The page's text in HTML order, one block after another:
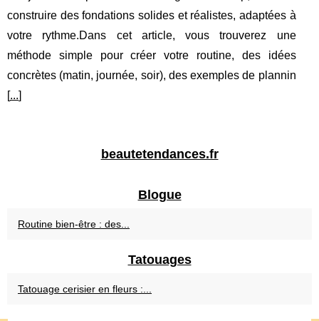
construire des fondations solides et réalistes, adaptées à
votre rythme.Dans cet article, vous trouverez une
méthode simple pour créer votre routine, des idées
concrètes (matin, journée, soir), des exemples de plannin
[...]
beautetendances.fr
Blogue
Routine bien-être : des...
Tatouages
Tatouage cerisier en fleurs :...